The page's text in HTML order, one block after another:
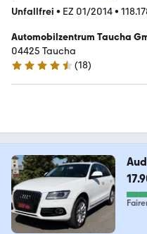
Unfallfrei • EZ 01/2014•
Automobilzentrum Taucha
04425 Taucha
4.4 Sterne
(18)